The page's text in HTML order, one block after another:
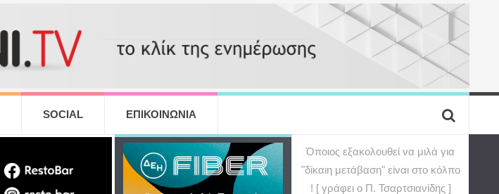
SOCIAL ΕΠΙΚΟΙΝΩΝΙΑ
Όποιος εξακολουθεί να μιλά για
"δίκαιη μετάβαση" είναι στο κόλπο
! [ γράφει ο Π. Τσαρτσιανίδης ]